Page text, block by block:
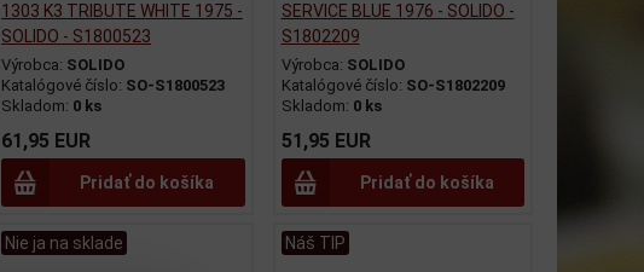
1303 K3 TRIBUTE WHITE 1975 -
SOLIDO - S1800523
Výrobca: SOLIDO
Katalógové číslo: SO-S1800523
Skladom: 0 ks
61,95 EUR
Pridať do košíka
SERVICE BLUE 1976 - SOLIDO -
S1802209
Výrobca: SOLIDO
Katalógové číslo: SO-S1802209
Skladom: 0 ks
51,95 EUR
Pridať do košíka
Nie ja na sklade Náš TIP